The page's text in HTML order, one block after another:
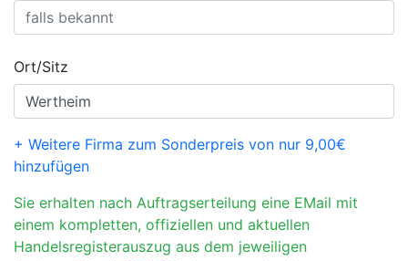
Ort/Sitz
+ Weitere Firma zum Sonderpreis von nur 9,00€
hinzufügen
Sie erhalten nach Auftragserteilung eine EMail mit
einem kompletten, offiziellen und aktuellen
Handelsregisterauszug aus dem jeweiligen